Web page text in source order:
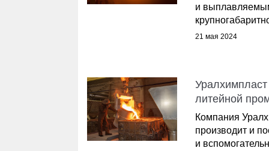
и
21 мая 2024
литейной
Компания
производит и
и